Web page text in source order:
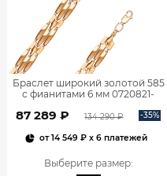
Браслет широкий золотой 585
с фианитами 6 мм 0720821-
87 289 ₽ 134 290 ₽ -35%
от14 549 ₽x 6 платежей
Выберите размер: